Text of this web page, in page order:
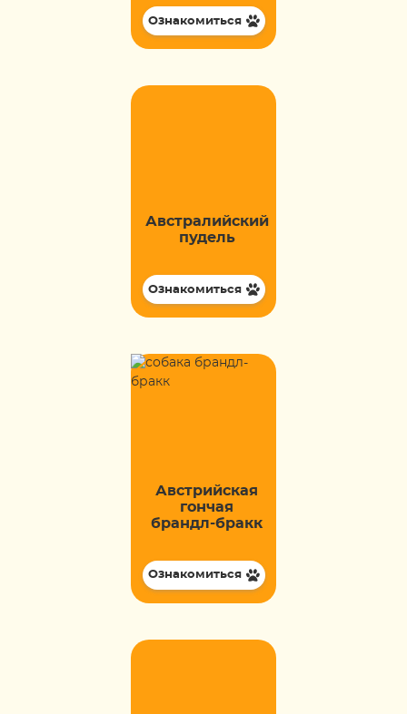
Ознакомиться
Австралийский
пудель
Ознакомиться
Австрийская
гончая
брандл-бракк
Ознакомиться